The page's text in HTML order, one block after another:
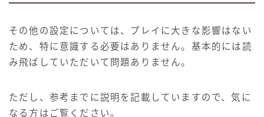
その他の設定については、プレイに大きな影響はない
ため、特に意識する必要はありません。基本的には読
み飛ばしていただいて問題ありません。
ただし、参考までに説明を記載していますので、気に
なる方はご覧ください。